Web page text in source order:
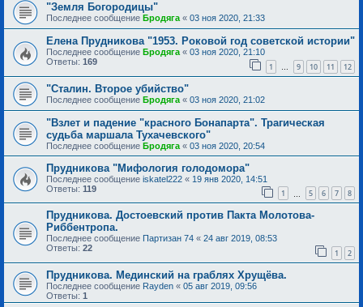
"Земля Богородицы"
Последнее сообщение Бродяга « 03 ноя 2020, 21:33
Елена Прудникова "1953. Роковой год советской истории"
Последнее сообщение Бродяга « 03 ноя 2020, 21:10
Ответы: 169 1 … 9 10 11 12
"Сталин. Второе убийство"
Последнее сообщение Бродяга « 03 ноя 2020, 21:02
"Взлет и падение "красного Бонапарта". Трагическая
судьба маршала Тухачевского"
Последнее сообщение Бродяга « 03 ноя 2020, 20:54
Прудникова "Мифология голодомора"
Последнее сообщение iskatel222 « 19 янв 2020, 14:51
Ответы: 119 1 5 6 7 8
Прудникова. Достоевский против Пакта Молотова-
Риббентропа.
Последнее сообщение Партизан 74 « 24 авг 2019, 08:53
Ответы: 22 1 2
Прудникова. Мединский на граблях Хрущёва.
Последнее сообщение Rayden « 05 авг 2019, 09:56
Ответы: 1